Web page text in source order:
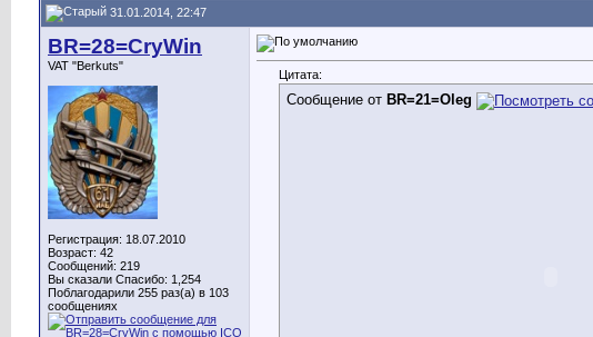
31.01.2014, 22:47
BR=28=CryWin
VAT "Berkuts"
Регистрация: 18.07.2010
Возраст: 42
Сообщений: 219
Вы сказали Спасибо: 1,254
Поблагодарили 255 раз(а) в 103
сообщениях
Цитата:
Сообщение от BR=21=Oleg